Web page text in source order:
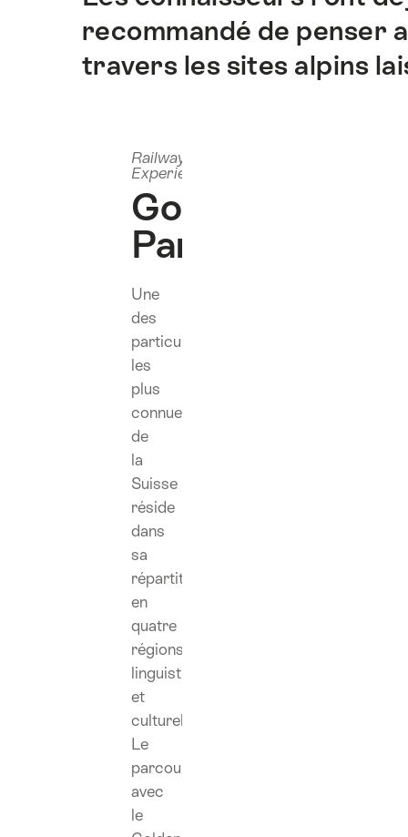
forts
sur
cette
page.
recommandé de penser
travers les sites alpins
Railway
Experiences
GoldenPass
Panoramic
Une
des
particularités
les
plus
connues
de
la
Suisse
réside
dans
sa
répartition
en
quatre
régions
linguistiques
et
culturelles.
Le
parcours
avec
le